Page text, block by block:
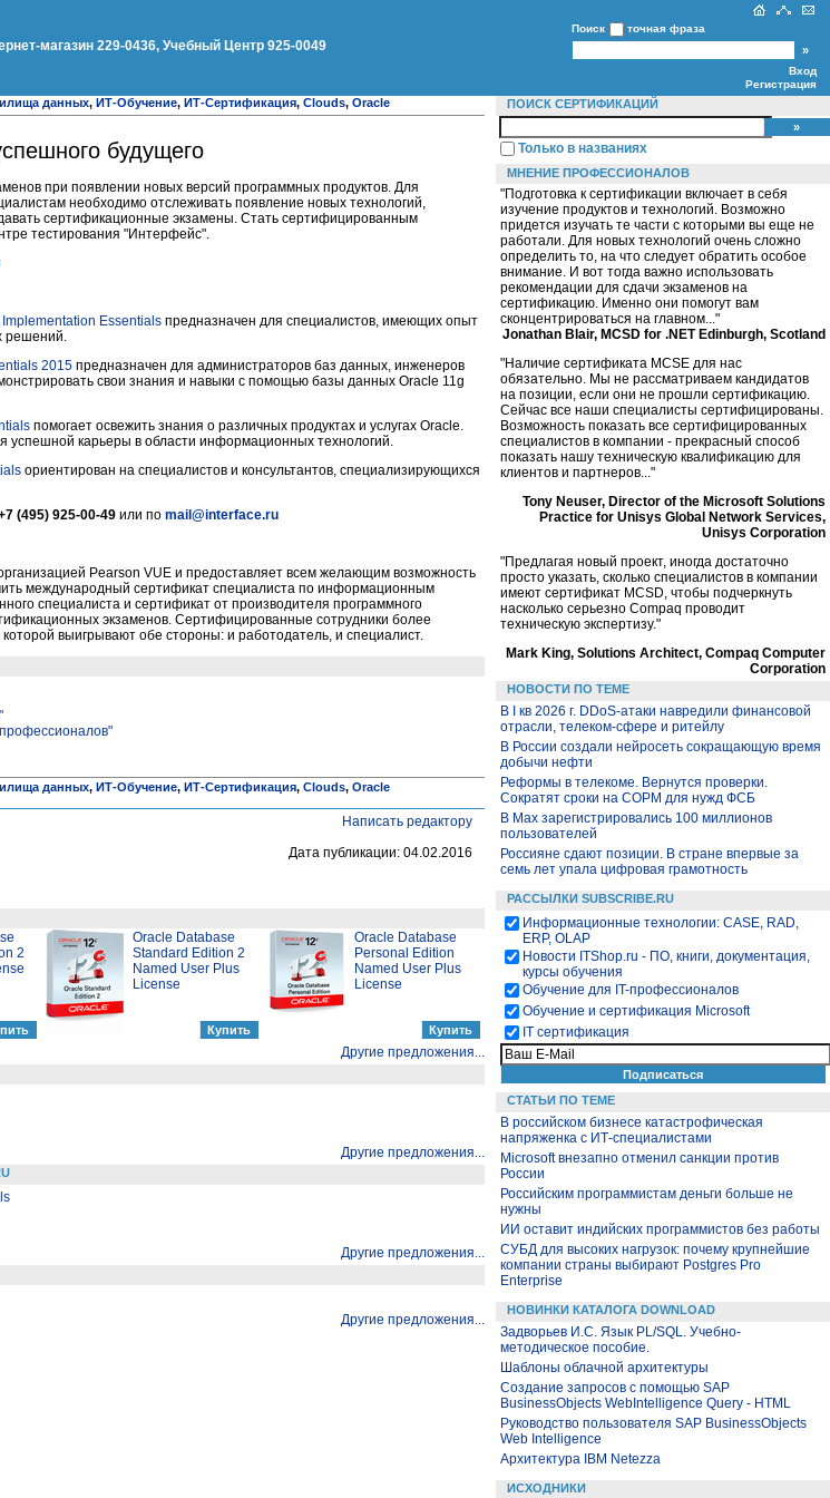
магазин 229-0436, Учебный Центр 925-0049
Поиск точная фраза
Вход
Регистрация
данных, ИТ-Обучение, ИТ-Сертификация, Clouds, Oracle
будущего
при появлении новых версий программных продуктов. Для
необходимо отслеживать появление новых технологий,
сертификационные экзамены. Стать сертифицированным
тестирования "Интерфейс".
Essentials предназначен для специалистов, имеющих опыт
решений.
2015 предназначен для администраторов баз данных, инженеров
свои знания и навыки с помощью базы данных Oracle 11g
помогает освежить знания о различных продуктах и услугах Oracle.
карьеры в области информационных технологий.
ориентирован на специалистов и консультантов, специализирующихся
(495) 925-00-49 или по mail@interface.ru
Pearson VUE и предоставляет всем желающим возможность
международный сертификат специалиста по информационным
специалиста и сертификат от производителя программного
экзаменов. Сертифицированные сотрудники более
выигрывают обе стороны: и работодатель, и специалист.
данных, ИТ-Обучение, ИТ-Сертификация, Clouds, Oracle
Написать редактору
Дата публикации: 04.02.2016
2
Oracle Database
Standard Edition 2
Named User Plus
License
Oracle Database
Personal Edition
Named User Plus
License
Другие предложения...
Другие предложения...
Другие предложения...
Другие предложения...
ПОИСК СЕРТИФИКАЦИЙ
Только в названиях
МНЕНИЕ ПРОФЕССИОНАЛОВ
"Подготовка к сертификации включает в себя
изучение продуктов и технологий. Возможно
придется изучать те части с которыми вы еще не
работали. Для новых технологий очень сложно
определить то, на что следует обратить особое
внимание. И вот тогда важно использовать
рекомендации для сдачи экзаменов на
сертификацию. Именно они помогут вам
сконцентрироваться на главном..."
Jonathan Blair, MCSD for .NET Edinburgh, Scotland
"Наличие сертификата MCSE для нас
обязательно. Мы не рассматриваем кандидатов
на позиции, если они не прошли сертификацию.
Сейчас все наши специалисты сертифицированы.
Возможность показать все сертифицированных
специалистов в компании - прекрасный способ
показать нашу техническую квалификацию для
клиентов и партнеров..."
Tony Neuser, Director of the Microsoft Solutions
Practice for Unisys Global Network Services,
Unisys Corporation
"Предлагая новый проект, иногда достаточно
просто указать, сколько специалистов в компании
имеют сертификат MCSD, чтобы подчеркнуть
насколько серьезно Compaq проводит
техническую экспертизу."
Mark King, Solutions Architect, Compaq Computer
Corporation
НОВОСТИ ПО ТЕМЕ
В I кв 2026 г. DDoS-атаки навредили финансовой
отрасли, телеком-сфере и ритейлу
В России создали нейросеть сокращающую время
добычи нефти
Реформы в телекоме. Вернутся проверки.
Сократят сроки на СОРМ для нужд ФСБ
В Max зарегистрировались 100 миллионов
пользователей
Россияне сдают позиции. В стране впервые за
семь лет упала цифровая грамотность
РАССЫЛКИ SUBSCRIBE.RU
Информационные технологии: CASE, RAD,
ERP, OLAP
Новости ITShop.ru - ПО, книги, документация,
курсы обучения
Обучение для IT-профессионалов
Обучение и сертификация Microsoft
IT сертификация
СТАТЬИ ПО ТЕМЕ
В российском бизнесе катастрофическая
напряженка с ИТ-специалистами
Microsoft внезапно отменил санкции против
России
Российским программистам деньги больше не
нужны
ИИ оставит индийских программистов без работы
СУБД для высоких нагрузок: почему крупнейшие
компании страны выбирают Postgres Pro
Enterprise
НОВИНКИ КАТАЛОГА DOWNLOAD
Задворьев И.С. Язык PL/SQL. Учебно-
методическое пособие.
Шаблоны облачной архитектуры
Создание запросов с помощью SAP
BusinessObjects WebIntelligence Query - HTML
Руководство пользователя SAP BusinessObjects
Web Intelligence
Архитектура IBM Netezza
ИСХОДНИКИ